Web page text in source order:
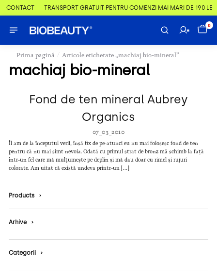
CONTACT TRANSPORT GRATUIT PENTRU COMENZI MAI MARI DE 190 LEI
0
Prima pagină / Articole etichetate „machiaj bio-mineral”
machiaj bio-mineral
Fond de ten mineral Aubrey
Organics
07_03_2010
Îl am de la începutul verii, însă fix de pe-atunci eu nu mai folosesc fond de ten
pentru că nu mai simt nevoia. Odată cu primul strat de bronz mă schimb la față
într-un fel care mă mulțumește pe deplin și mă dau doar cu rimel și rujuri
colorate. Am uitat că există undeva printr-un […]
Products ›
Arhive ›
Categorii ›